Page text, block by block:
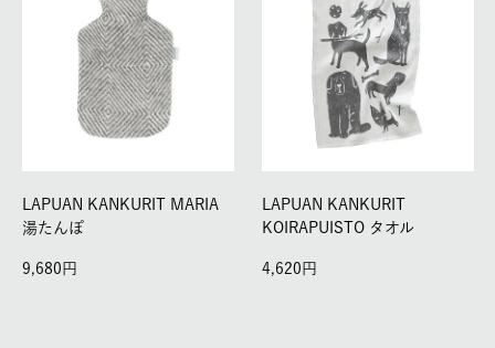
LAPUAN KANKURIT MARIA
湯たんぽ
9,680
LAPUAN KANKURIT
KOIRAPUISTO タオル
4,620